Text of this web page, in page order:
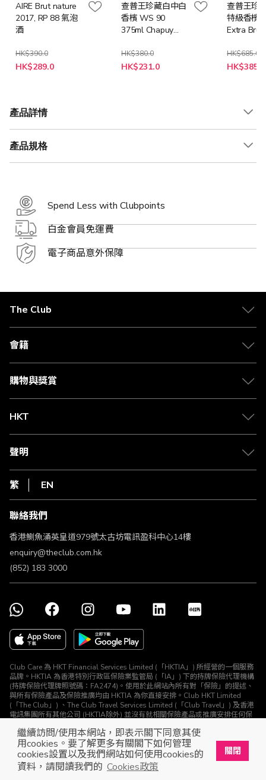
繼續訪問/使用本網站，即表示閣下同意其使
用cookies。要了解更多有關閣下如何管理
cookies設置以及我們網站如何使用cookies的
資料，請閱讀我們的 Cookies政策
關閉
AIRE Brut nature
2017, RP 88 氣泡
酒
HK$390.0
特
HK$289.0
查普王珍藏白中白
香檳 WS 90
375ml Chapuy
Blanc de Blancs
Grand
HK$380.0
特
HK$231.0
查普王珍
特級香檳
Extra
Cru
HK$685.0
特
HK$385.0
產品詳情
產品規格
Spend Less with Clubpoints
白金會員免運費
電子商品意外保障
The Club
關於 The Club
合作夥伴
媒體中心
會籍
會籍及專屬禮遇
賺取積分
購物與獎賞
物流與配送
Club Shopping 商品領取站
常見問題
HKT
csl.
1010
HKT
聲明
私隱聲明
使用條款
條款及細則
不歧視及不騷擾聲明
認可牌照及通告
繁 EN
聯絡我們
香港鰂魚涌英皇道979號太古坊電訊盈科中心14樓
enquiry@theclub.com.hk
(852) 183 3000
Club Care 為 HKT Financial Services Limited (「HKTIA」) 所經營的一個服務
品牌。HKTIA 為香港特別行政區保險業監管局 (「IA」) 下的持牌保險代理機構
(持牌保險代理牌照號碼：FA2474)。使用於此網站內所有對「保險」的提述、
與所有保險產品及保險推廣均由 HKTIA 為你直接安排。Club HKT Limited
(「The Club」) 、The Club Travel Services Limited (「Club Travel」) 及香港
電訊集團所有其他公司 (HKTIA除外) 並沒有就相關保險產品或推廣安排任何保
© The Club 2026. 保留所有權利
立即下載The Club手機app
展開屬於你的獎賞之旅
開啟